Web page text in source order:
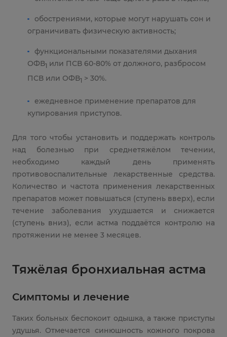
обострениями, которые могут нарушать сон и
ограничивать физическую активность;
функциональными показателями дыхания
ОФВ1 или ПСВ 60-80% от должного, разбросом
ПСВ или ОФВ1 > 30%.
ежедневное применение препаратов для
купирования приступов.
Для того чтобы установить и поддержать контроль
над болезнью при среднетяжёлом течении,
необходимо каждый день применять
противовоспалительные лекарственные средства.
Количество и частота применения лекарственных
препаратов может повышаться (ступень вверх), если
течение заболевания ухудшается и снижается
(ступень вниз), если астма поддаётся контролю на
протяжении не менее 3 месяцев.
Тяжёлая бронхиальная астма
Симптомы и лечение
Таких больных беспокоит одышка, а также приступы
удушья. Отмечается синюшность кожного покрова